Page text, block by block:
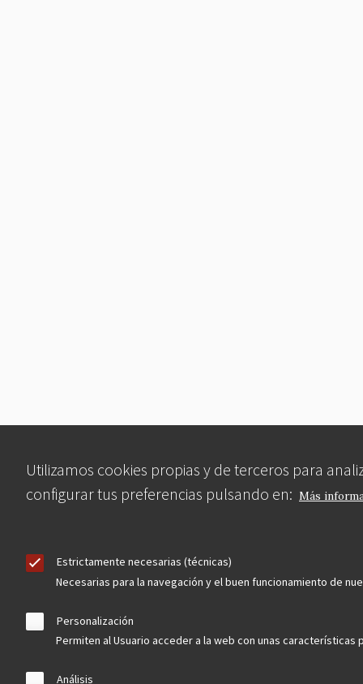
Utilizamos cookies propias y de terceros para
configurar tus preferencias pulsando en: Más
Estrictamente necesarias (técnicas)
Necesarias para la navegación y el buen funcionamiento de
Personalización
Permiten al Usuario acceder a la web con unas
Análisis